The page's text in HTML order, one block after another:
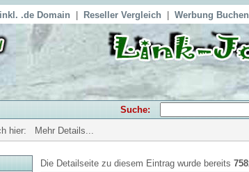
.de Domain Reseller Vergleich Werbung Buchen
Suche:
hier: Mehr Details...
Die Detailseite zu diesem Eintrag wurde bereits 758